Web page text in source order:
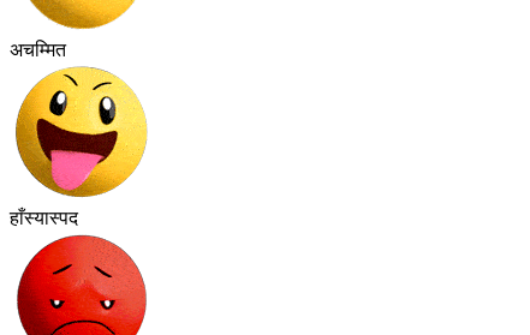
अचम्मित
हाँस्यास्पद